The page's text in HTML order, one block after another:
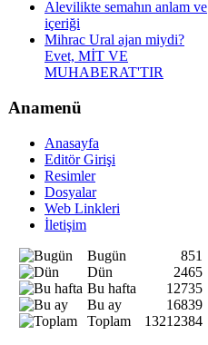
Alevilikte semahın anlam ve
içeriği
Mihrac Ural ajan miydi?
Evet, MİT VE
MUHABERAT'TIR
Anamenü
Anasayfa
Editör Girişi
Resimler
Dosyalar
Web Linkleri
İletişim
Bugün
851
Dün
2465
Bu hafta
12735
Bu ay
16839
Toplam
13212384